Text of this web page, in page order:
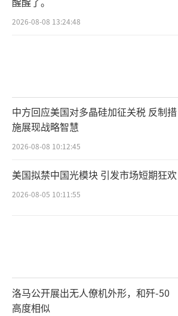
2026-08-08 13:24:48
中方回应美国对多晶硅加征关税 反制措
施展现战略智慧
2026-08-08 10:12:45
美国拟禁中国光模块 引发市场短期狂欢
2026-08-05 10:11:55
洛马公开展出无人僚机外形，和歼-50
高度相似